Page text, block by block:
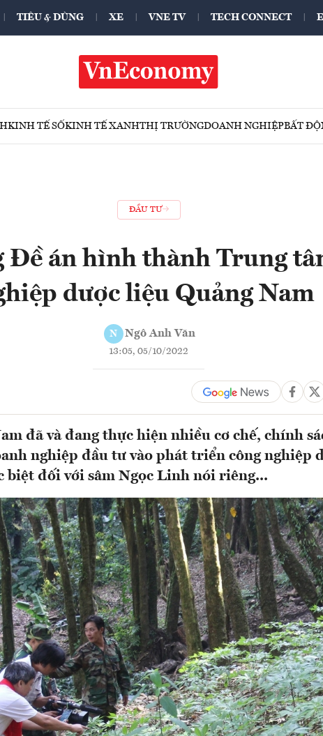
TIÊU & DÙNG XE VNE TV TECH CONNECT
KINH TẾ SỐKINH TẾ XANHTHỊ TRƯỜNGDOANH NGHIỆPBẤT
ĐẦU TƯ
Đề án hình thành Trung
dược liệu Quảng Nam
N Ngô Anh Văn
13:05, 05/10/2022
đã và đang thực hiện nhiều cơ chế, chính
nghiệp đầu tư vào phát triển công nghiệp
biệt đối với sâm Ngọc Linh nói riêng...